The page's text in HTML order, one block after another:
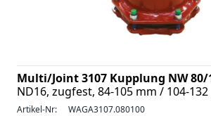
Multi/Joint 3107 Kupplung NW 80/
ND16, zugfest, 84-105 mm / 104-
Artikel-Nr: WAGA3107.080100